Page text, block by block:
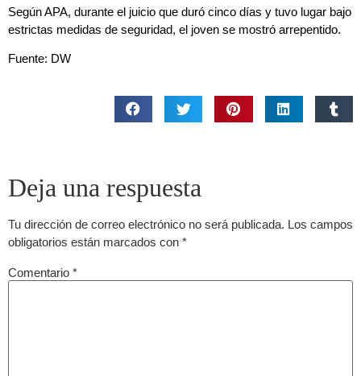
Según APA, durante el juicio que duró cinco días y tuvo lugar bajo
estrictas medidas de seguridad, el joven se mostró arrepentido.
Fuente: DW
Deja una respuesta
Tu dirección de correo electrónico no será publicada. Los campos
obligatorios están marcados con *
Comentario *